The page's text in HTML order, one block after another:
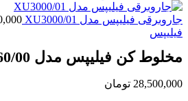
جاروبرقی فیلیپس مدل XU3000/01
فیلیپس
مخلوط کن فیلیپس مدل HR3760/00
28,500,000 تومان